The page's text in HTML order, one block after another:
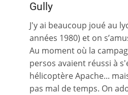
Gully
J'y ai beaucoup joué au
années 1980) et on
Au moment où la
persos avaient réussi à
hélicoptère Apache...
pas mal de temps. On